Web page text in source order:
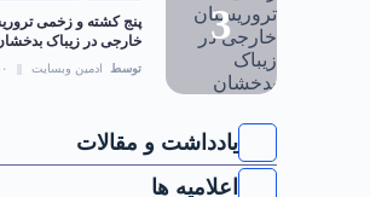
‏پنج کشته و زخمی
خارجی در زیباک
توسط ادمین وبسایت ۱۰
یادداشت و مقالات
اعلامیه ها